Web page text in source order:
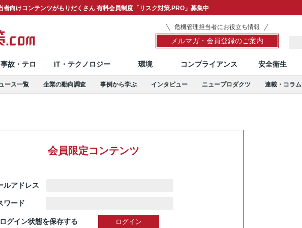
者向けコンテンツがもりだくさん 有料会員制度「リスク対策.PRO」募集中
危機管理担当者にお役立ち情報
メルマガ・会員登録のご案内
事故・テロ IT・テクノロジー 環境 コンプライアンス 安全衛生
ース一覧 企業の動向調査 事例から学ぶ インタビュー ニュープロダクツ 連載・コラム
会員限定コンテンツ
ルアドレス
ワード
ログイン状態を保存する